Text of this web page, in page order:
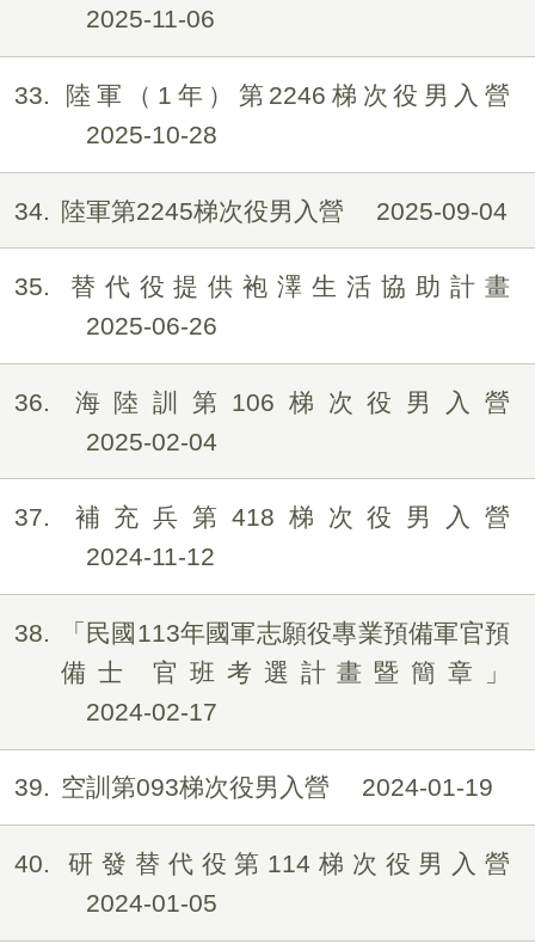
2025-11-06
33
陸軍（1年）第2246梯次役男入營
2025-10-28
34 陸軍第2245梯次役男入營 2025-09-04
35
替代役提供袍澤生活協助計畫
2025-06-26
36
海陸訓第106梯次役男入營
2025-02-04
37
補充兵第418梯次役男入營
2024-11-12
38
「民國113年國軍志願役專業預備軍官預
備士 官班考選計畫暨簡章」
2024-02-17
39 空訓第093梯次役男入營 2024-01-19
40
研發替代役第114梯次役男入營
2024-01-05